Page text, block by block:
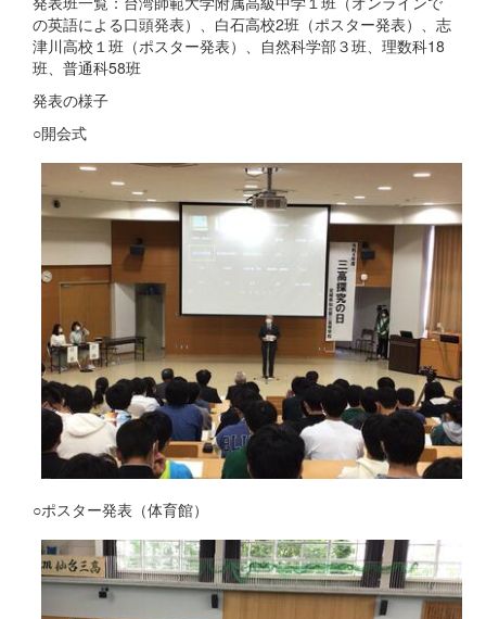
の英語による口頭発表）、白石高校2班（ポスター発表）、志
津川高校１班（ポスター発表）、自然科学部３班、理数科18
班、普通科58班
発表の様子
○開会式
○ポスター発表（体育館）